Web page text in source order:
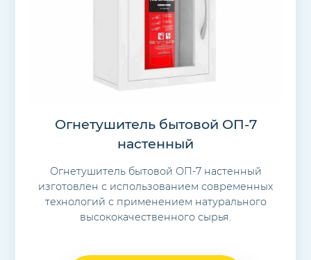
Огнетушитель бытовой ОП-7
настенный
Огнетушитель бытовой ОП-7 настенный
изготовлен с использованием современных
технологий с применением натурального
высококачественного сырья.